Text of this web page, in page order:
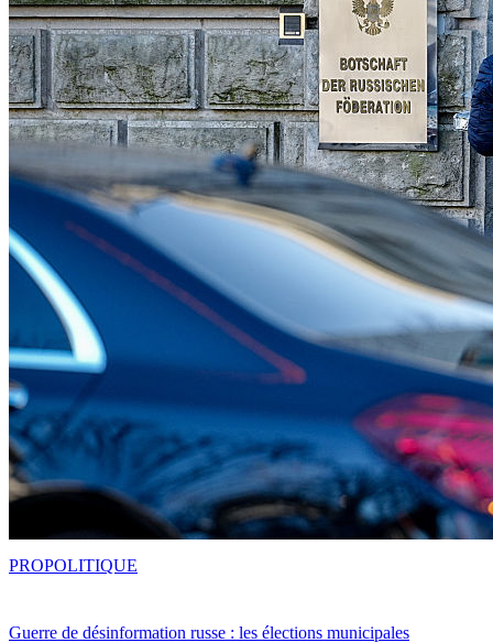
Guerre de désinformation russe : les élections municipales
PROPOLITIQUE